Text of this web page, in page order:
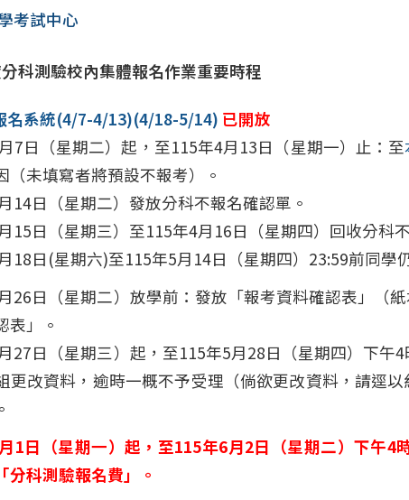
考試中心
科測驗校內集體報名作業重要時程
名系統(4/7-4/13)(4/18-5/14) 已開放
7日（星期二）起，至115年4月13日（星期一）止：至
（未填寫者將預設不報考）。
14日（星期二）發放分科不報名確認單。
15日（星期三）至115年4月16日（星期四）回收分科
18日(星期六)至115年5月14日（星期四）23:59前同學
26日（星期二）放學前：發放「報考資料確認表」（
表」。
27日（星期三）起，至115年5月28日（星期四）下
更改資料，逾時一概不予受理（倘欲更改資料，請逕
1日（星期一）起，至115年6月2日（星期二）下午
分科測驗報名費」。